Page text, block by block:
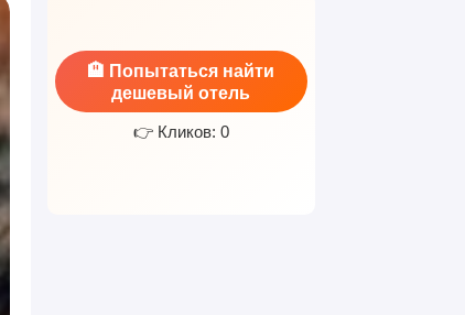
🏨 Попытаться найти
дешевый отель
👉 Кликов: 0